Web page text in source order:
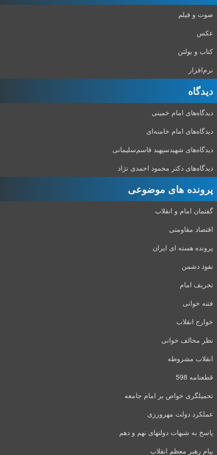
صوت و فیلم
عکس
کتاب و بولتن
نرم‌افزار
دیدگاه‌
دیدگاه‌های امام خمینی
دیدگاه‌های امام خامنه‌ای
دیدگاه‌های شهید‌سپهبد قاسم‌سلیمانی
دیدگاه‌های دکتر محمود احمدی نژاد
پرونده های موضوعی
گفتمان امام و انقلاب
اقتصاد مقاومتی
پرونده هسته ای ایران
نفوذ دشمن
تحریف امام
فتنه خوانی
خوارج انقلاب
نظر مخالف خوانی
انقلاب مشروطه
قطعنامه 598
تحمیلگری خواص بر امام جامعه
عملکرد دولت مهرورزی
پاسخ به شبهات دولتهای نهم و دهم
پیام رهبر معظم انقلاب